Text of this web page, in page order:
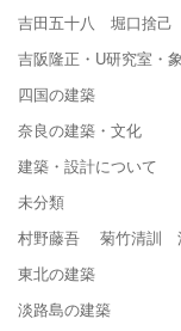
吉田五十八 堀口捨
吉阪隆正・U研究室・
四国の建築
奈良の建築・文化
建築・設計について
未分類
村野藤吾 菊竹清訓
東北の建築
淡路島の建築